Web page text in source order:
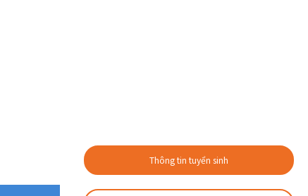
Thông tin tuyển sinh